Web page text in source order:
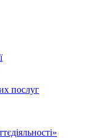
послуг